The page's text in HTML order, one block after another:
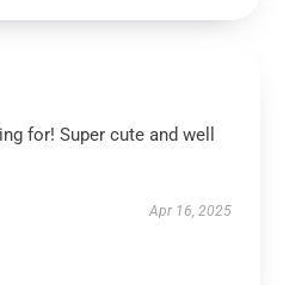
for! Super cute and well
Apr 16, 2025